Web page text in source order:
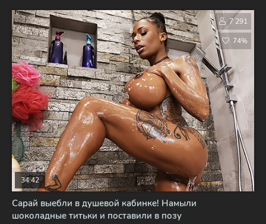
Сарай выебли в душевой кабинке! Намыли
шоколадные титьки и поставили в позу
34:42
7 291
74%